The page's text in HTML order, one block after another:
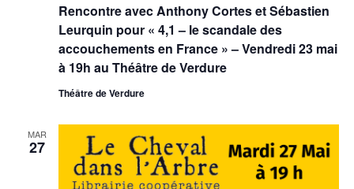
Rencontre avec Anthony Cortes et Sébastien
Leurquin pour « 4,1 – le scandale des
accouchements en France » – Vendredi 23 mai
à 19h au Théâtre de Verdure
Théâtre de Verdure
MAR
27